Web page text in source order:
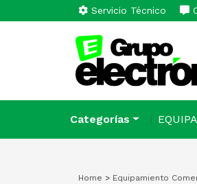
Servicio Técnico
Categorías
Home > Equipamiento